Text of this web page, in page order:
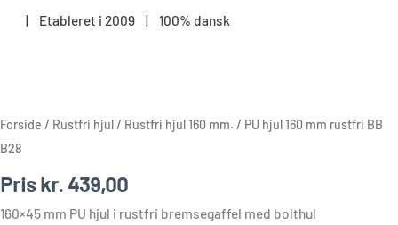
| Etableret i 2009 | 100% dansk
Forside / Rustfri hjul/ Rustfri hjul 160 mm. / PU hjul 160 mm rustfri BB
B28
Priskr. 439,00
160×45 mm PU hjul i rustfri bremsegaffel med bolthul
160
mm
BB
B28